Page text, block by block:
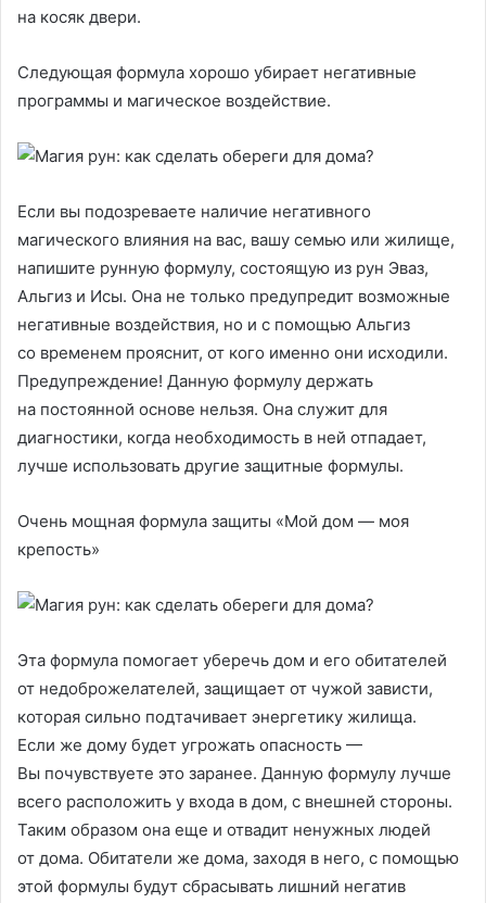
на косяк двери.
Следующая формула хорошо убирает негативные
программы и магическое воздействие.
Если вы подозреваете наличие негативного
магического влияния на вас, вашу семью или жилище,
напишите рунную формулу, состоящую из рун Эваз,
Альгиз и Исы. Она не только предупредит возможные
негативные воздействия, но и с помощью Альгиз
со временем прояснит, от кого именно они исходили.
Предупреждение! Данную формулу держать
на постоянной основе нельзя. Она служит для
диагностики, когда необходимость в ней отпадает,
лучше использовать другие защитные формулы.
Очень мощная формула защиты «Мой дом — моя
крепость»
Эта формула помогает уберечь дом и его обитателей
от недоброжелателей, защищает от чужой зависти,
которая сильно подтачивает энергетику жилища.
Если же дому будет угрожать опасность —
Вы почувствуете это заранее. Данную формулу лучше
всего расположить у входа в дом, с внешней стороны.
Таким образом она еще и отвадит ненужных людей
от дома. Обитатели же дома, заходя в него, с помощью
этой формулы будут сбрасывать лишний негатив